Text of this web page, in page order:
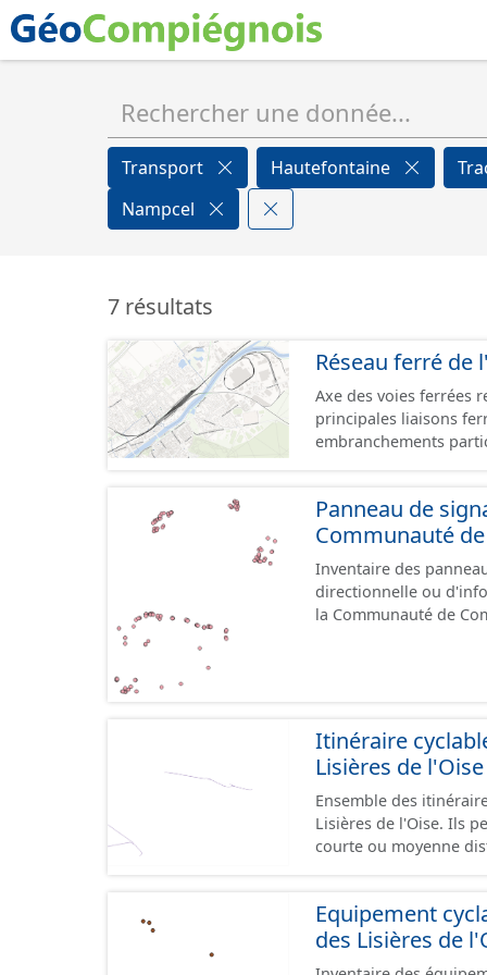
Transport Hautefontaine
Nampcel
7 résultats
Réseau ferré de
Axe des voies ferrées
principales liaisons
embranchements
Panneau de
Communauté
Inventaire des
directionnelle ou
la Communauté de Communes
Itinéraire
Lisières de l'Oise
Ensemble des
Lisières de l'Oise. Ils
courte ou moyenne
et en milieu urbain :
bandes cyclables ou jalonnement sur
Equipement
des Lisières de